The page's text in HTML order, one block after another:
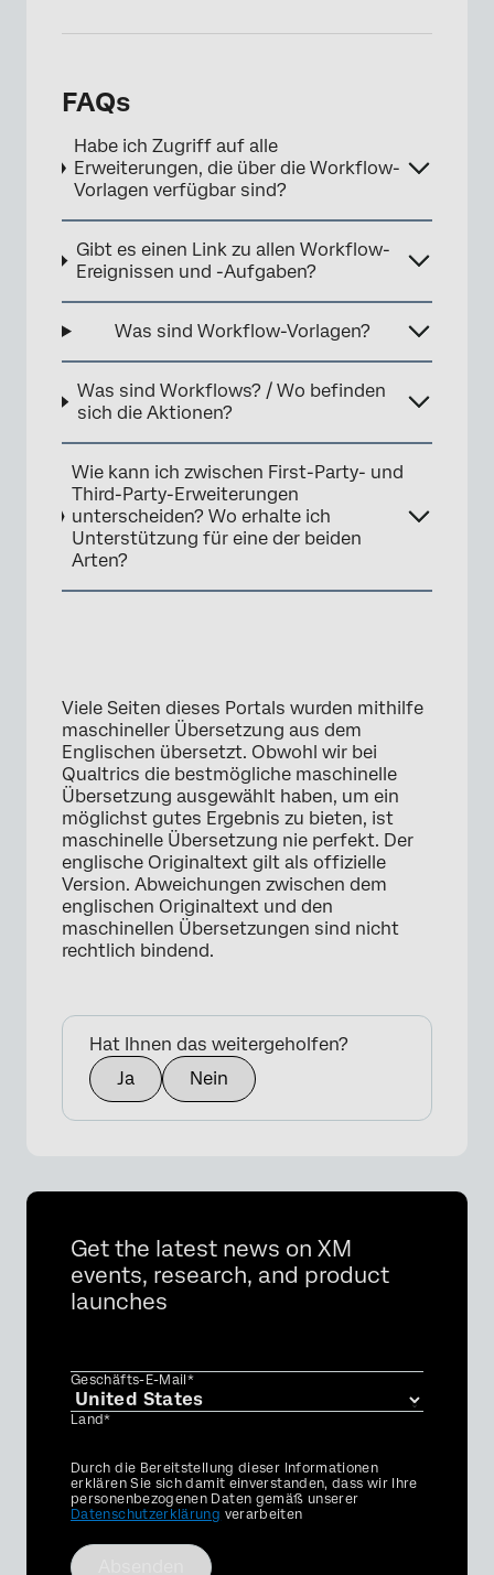
FAQs
Habe ich Zugriff auf alle
Erweiterungen, die über die Workflow-
Vorlagen verfügbar sind?
Gibt es einen Link zu allen Workflow-
Ereignissen und -Aufgaben?
Was sind Workflow-Vorlagen?
Was sind Workflows? / Wo befinden
sich die Aktionen?
Wie kann ich zwischen First-Party- und
Third-Party-Erweiterungen
unterscheiden? Wo erhalte ich
Unterstützung für eine der beiden
Arten?
Viele Seiten dieses Portals wurden mithilfe
maschineller Übersetzung aus dem
Englischen übersetzt. Obwohl wir bei
Qualtrics die bestmögliche maschinelle
Übersetzung ausgewählt haben, um ein
möglichst gutes Ergebnis zu bieten, ist
maschinelle Übersetzung nie perfekt. Der
englische Originaltext gilt als offizielle
Version. Abweichungen zwischen dem
englischen Originaltext und den
maschinellen Übersetzungen sind nicht
rechtlich bindend.
Hat Ihnen das weitergeholfen?
Ja
Nein
Get the latest news on XM
events, research, and product
launches
Geschäfts-E-Mail*
Land*
Privacy
Optin
Durch die Bereitstellung dieser Informationen
erklären Sie sich damit einverstanden, dass wir Ihre
personenbezogenen Daten gemäß unserer
Datenschutzerklärung verarbeiten